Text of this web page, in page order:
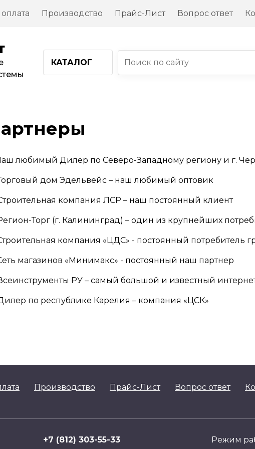
Производство Прайс-Лист Вопрос ответ
КАТАЛОГ
любимый Дилер по Северо-Западному региону и г.
дом Эдельвейс – наш любимый оптовик
компания ЛСР – наш постоянный клиент
Торг (г. Калининград) – один из крупнейших
компания «ЦДС» - постоянный потребитель
магазинов «Минимакс» - постоянный наш партнер
РУ – самый большой и известный
по республике Карелия – компания «ЦСК»
Производство Прайс-Лист Вопрос ответ
+7 (812) 303-55-33 Режим